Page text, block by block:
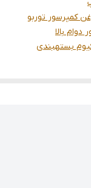
کمپرسور توربو
دوام بالا
بستهبندی